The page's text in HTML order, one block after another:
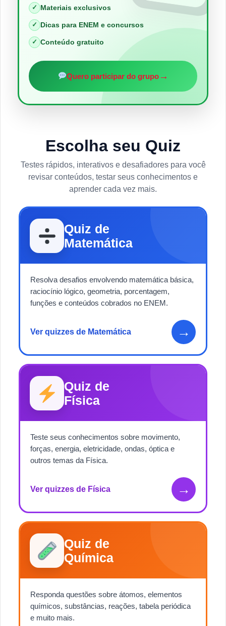
✓ Materiais exclusivos
✓ Dicas para ENEM e concursos
✓ Conteúdo gratuito
Quero participar do grupo→
Escolha seu Quiz
Testes rápidos, interativos e desafiadores para você
revisar conteúdos, testar seus conhecimentos e
aprender cada vez mais.
Quiz de
Matemática
Resolva desafios envolvendo matemática básica,
raciocínio lógico, geometria, porcentagem,
funções e conteúdos cobrados no ENEM.
Ver quizzes de Matemática →
Quiz de
Física
Teste seus conhecimentos sobre movimento,
forças, energia, eletricidade, ondas, óptica e
outros temas da Física.
Ver quizzes de Física →
Quiz de
Química
Responda questões sobre átomos, elementos
químicos, substâncias, reações, tabela periódica
e muito mais.